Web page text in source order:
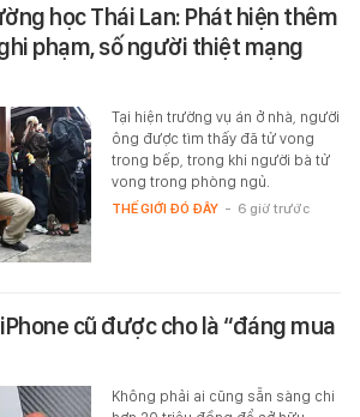
học Thái Lan: Phát hiện thêm
phạm, số người thiệt mạng
Tại hiện trường vụ án ở nhà, người
ông được tìm thấy đã tử vong
trong bếp, trong khi người bà tử
vong trong phòng ngủ.
THẾ GIỚI ĐÓ ĐÂY - 6 giờ trước
cũ được cho là “đáng mua
Không phải ai cũng sẵn sàng chi